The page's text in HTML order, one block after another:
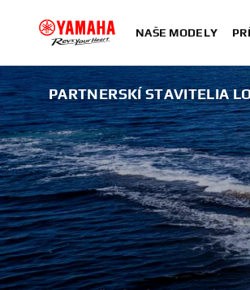
NAŠE MODELY
PARTNERSKÍ STAVITELIA